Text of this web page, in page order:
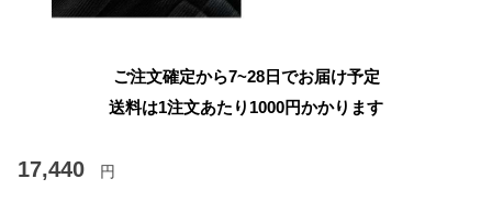
ご注文確定から7~28日でお届け予定
送料は1注文あたり 1000円かかります
17,440 円